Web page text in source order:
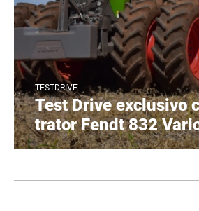
TESTDRIVE
Test Drive exclusivo
trator Fendt 832